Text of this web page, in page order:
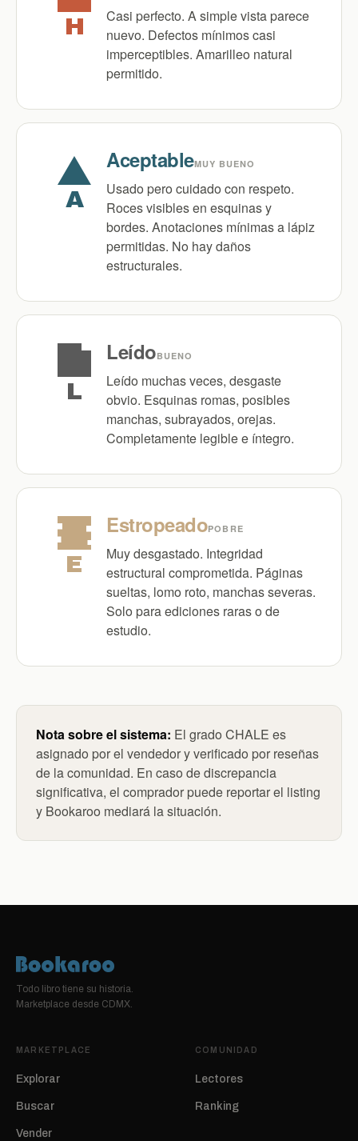
H
Casi perfecto. A simple vista parece
nuevo. Defectos mínimos casi
imperceptibles. Amarilleo natural
permitido.
A
AceptableMUY BUENO
Usado pero cuidado con respeto.
Roces visibles en esquinas y
bordes. Anotaciones mínimas a lápiz
permitidas. No hay daños
estructurales.
L
LeídoBUENO
Leído muchas veces, desgaste
obvio. Esquinas romas, posibles
manchas, subrayados, orejas.
Completamente legible e íntegro.
E
EstropeadoPOBRE
Muy desgastado. Integridad
estructural comprometida. Páginas
sueltas, lomo roto, manchas severas.
Solo para ediciones raras o de
estudio.
Nota sobre el sistema: El grado CHALE es
asignado por el vendedor y verificado por reseñas
de la comunidad. En caso de discrepancia
significativa, el comprador puede reportar el listing
y Bookaroo mediará la situación.
Todo libro tiene su historia.
Marketplace desde CDMX.
MARKETPLACE
Explorar
Buscar
Vender
COMUNIDAD
Lectores
Ranking